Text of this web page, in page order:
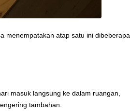
menempatakan atap satu ini dibeberapa
masuk langsung ke dalam ruangan,
tambahan.